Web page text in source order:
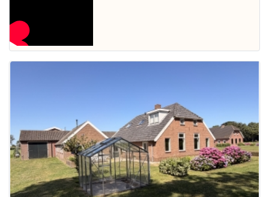
maken moet je
binnen 15
minuten
reageren.
Stekkies helpt
je hierbij!